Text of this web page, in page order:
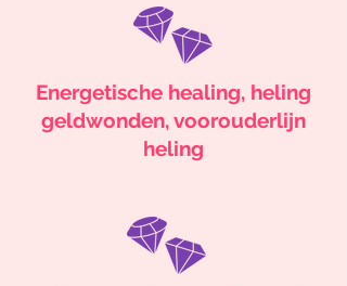
Energetische healing, heling
geldwonden, voorouderlijn
heling